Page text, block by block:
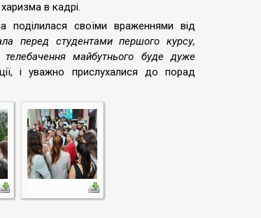
в кадрі.
поділилася своїми враженнями від
перед студентами першого курсу,
майбутнього буде дуже
і уважно прислухалися до порад